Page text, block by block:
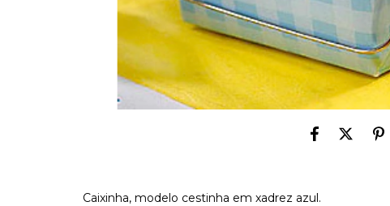
Caixinha, modelo cestinha em xadrez azul.